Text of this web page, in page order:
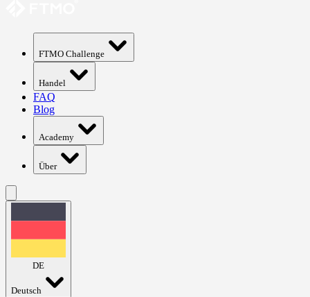
FTMO Challenge
Handel
FAQ
Blog
Academy
Über
DE
Deutsch